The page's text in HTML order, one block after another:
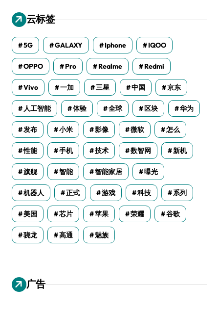
云标签
5G GALAXY Iphone IQOO
OPPO Pro Realme Redmi
Vivo 一加 三星 中国 京东
人工智能 体验 全球 区块 华为
发布 小米 影像 微软 怎么
性能 手机 技术 数智网 新机
旗舰 智能 智能家居 曝光
机器人 正式 游戏 科技 系列
美国 芯片 苹果 荣耀 谷歌
骁龙 高通 魅族
广告